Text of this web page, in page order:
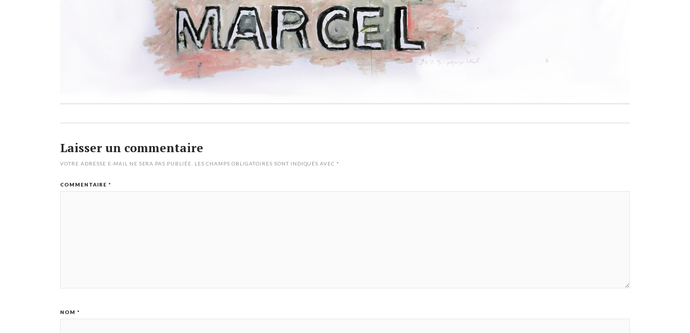
Laisser un commentaire
VOTRE ADRESSE E-MAIL NE SERA PAS PUBLIÉE. LES CHAMPS OBLIGATOIRES SONT INDIQUÉS AVEC *
COMMENTAIRE *
NOM *